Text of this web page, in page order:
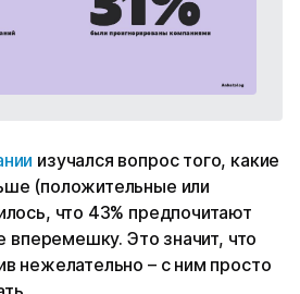
изучался вопрос того, какие
(положительные или
что 43% предпочитают
вперемешку. Это значит, что
нежелательно – с ним просто